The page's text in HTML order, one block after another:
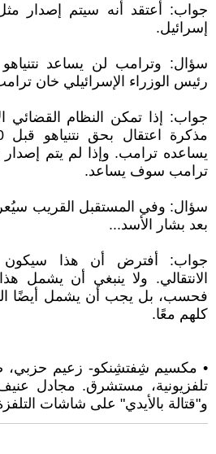
جواب: أعتقد أنه سيتم إصدار
إسرائيل.
سؤال: وترامب لن يساعد
رئيس الوزراء الإسرائيلي خان
جواب: إذا تمكن النظام القضائي
يساعده ترامب. وإذا لم يتم إصدار
ترامب سوف يساعد.
سؤال: وفي المستقبل القريب
بعد بشار الأسد...
جواب: أفترض أن هذا
الانتقالي. ولا ينبغي أن يشمل
فحسب، بل يجب أن يشمل أيضًا
كلهم معًا.
• مكسيم شِفتشِنكو- زعيم حزبي،
تلفزيونية، مستشرق. مجادل
و"قتالة بالأيدي" على شاشات